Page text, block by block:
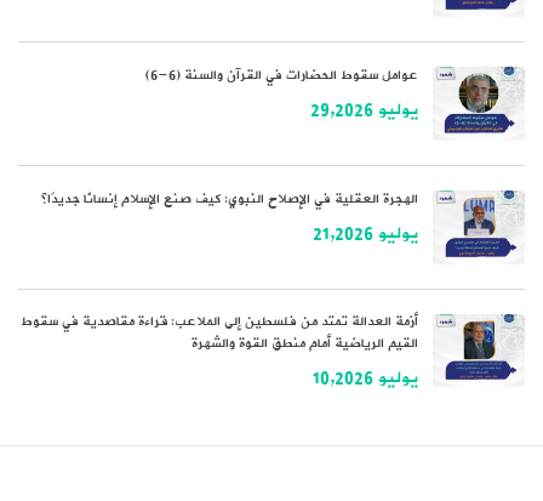
عوامل سقوط الحضارات في القرآن والسنة (6-6)
يوليو 29,2026
الهجرة العقلية في الإصلاح النبوي: كيف صنع الإسلام إنسانًا جديدًا؟
يوليو 21,2026
أزمة العدالة تمتد من فلسطين إلى الملاعب: قراءة مقاصدية في سقوط
القيم الرياضية أمام منطق القوة والشهرة
يوليو 10,2026